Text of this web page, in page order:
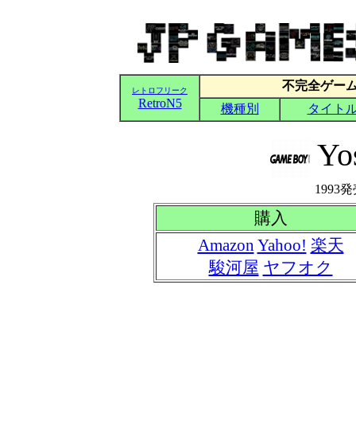
1993
購入
Amazon Yahoo! 楽天
駿河屋 ヤフオク